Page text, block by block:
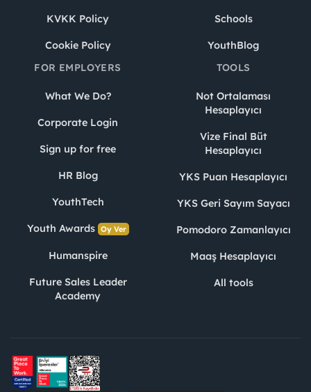
KVKK Policy
Cookie Policy
Schools
YouthBlog
FOR EMPLOYERS
What We Do?
Corporate Login
Sign up for free
HR Blog
YouthTech
Youth Awards Oy Ver
Humanspire
Future Sales Leader
Academy
TOOLS
Not Ortalaması
Hesaplayıcı
Vize Final Büt
Hesaplayıcı
YKS Puan Hesaplayıcı
YKS Geri Sayım Sayacı
Pomodoro Zamanlayıcı
Maaş Hesaplayıcı
All tools